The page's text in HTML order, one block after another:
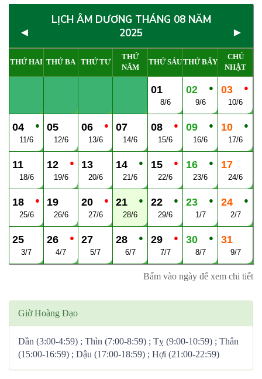
◄
LỊCH ÂM DƯƠNG THÁNG 08 NĂM
2025
►
THỨ HAI THỨ BA THỨ TƯ
THỨ
NĂM
THỨ SÁUTHỨ BẨY
CHỦ
NHẬT
01
8/6
●
02
9/6
●
03
10/6
●
04
11/6
05
12/6
●
06
13/6
07
14/6
●
08
15/6
●
09
16/6
●
10
17/6
11
18/6
●
12
19/6
13
20/6
●
14
21/6
●
15
22/6
●
16
23/6
17
24/6
●
18
25/6
19
26/6
●
20
27/6
●
21
28/6
●
22
29/6
●
23
1/7
●
24
2/7
25
3/7
●
26
4/7
27
5/7
●
28
6/7
●
29
7/7
●
30
8/7
31
9/7
Bấm vào ngày để xem chi tiết
Giờ Hoàng Đạo
Dần (3:00-4:59) ; Thìn (7:00-8:59) ; Tỵ (9:00-10:59) ; Thân
(15:00-16:59) ; Dậu (17:00-18:59) ; Hợi (21:00-22:59)